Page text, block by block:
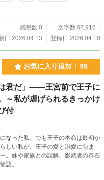
感想数 0
文字数 67,915
日 2026.04.13
登録日 2026.04.10
お気に入り追加 98
君だ」――王宮前で王子に
～私が虐げられるきっかけ
付
なった私。でも王子の本命は最初か
しい私が、王子の愛と溺愛に包ま
。妹や家族との誤解、影武者の存在
語。